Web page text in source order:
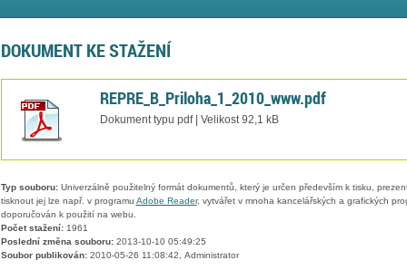
DOKUMENT KE STAŽENÍ
REPRE_B_Priloha_1_2010_www.pdf
Dokument typu pdf | Velikost 92,1 kB
Typ souboru:Univerzálně použitelný formát dokumentů, který je určen především k tisku,
tisknout jej lze např. v programu Adobe Reader, vytvářet v mnoha kancelářských a grafických
doporučován k použití na webu.
Počet stažení:1961
Poslední změna souboru:2013-10-10 05:49:25
Soubor publikován:2010-05-26 11:08:42, Administrator